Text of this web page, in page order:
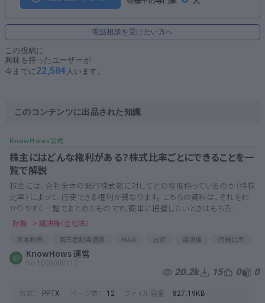
電話相談を受けたい方へ
この投稿に
興味を持ったユーザーが
今までに 22,584 人います。
このコンテンツに出品された知識
株主にはどんな権利がある？株式比率ごとにできることを一
覧で解説
株主には、会社全体の発行株式数に対してどの程度持っているのか（持株
比率）によって、行使できる権利が異なります。 こちらの資料は、それをわ
かりやすく一覧でまとめたものです。簡単に把握したいときはもちろ...
財務 > 議決権（会社法）
資本政策 第三者割当増資 M&A 出資 議決権
持株比率
株主
バリュエーション
エクイティファイナンス
KnowHows 運営
No.1000000117
20.2k 15 0 0
形式： PPTX ページ数： 12 ファイル容量： 827.19KB